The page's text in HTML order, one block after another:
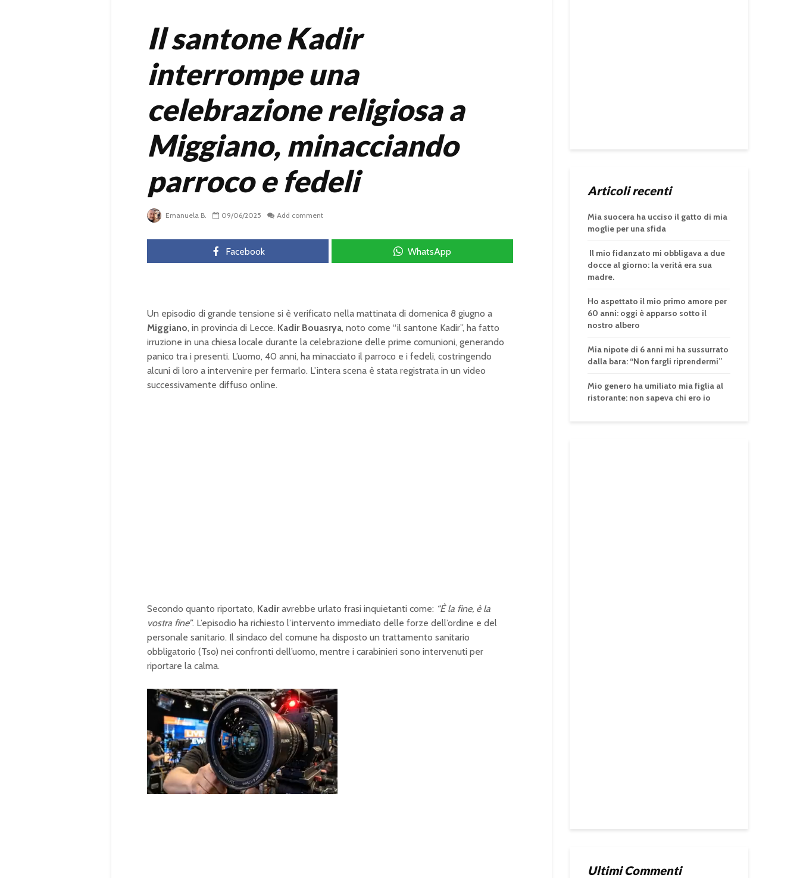
Il santone Kadir
interrompe una
celebrazione religiosa a
Miggiano, minacciando
parroco e fedeli
Emanuela B. 09/06/2025 Add comment
Facebook WhatsApp
Un episodio di grande tensione si è verificato nella mattinata di domenica 8 giugno a
Miggiano, in provincia di Lecce. Kadir Bouasrya, noto come “il santone Kadir”, ha fatto
irruzione in una chiesa locale durante la celebrazione delle prime comunioni, generando
panico tra i presenti. L’uomo, 40 anni, ha minacciato il parroco e i fedeli, costringendo
alcuni di loro a intervenire per fermarlo. L’intera scena è stata registrata in un video
successivamente diffuso online.
Secondo quanto riportato, Kadiravrebbe urlato frasi inquietanti come: “È la fine, è la
vostra fine”. L’episodio ha richiesto l’intervento immediato delle forze dell’ordine e del
personale sanitario. Il sindaco del comune ha disposto un trattamento sanitario
obbligatorio (Tso) nei confronti dell’uomo, mentre i carabinieri sono intervenuti per
riportare la calma.
n
m
L
o
Articoli recenti
Mia suocera ha ucciso il gatto di mia
moglie per una sfida
Il mio fidanzato mi obbligava a due
docce al giorno: la verità era sua
madre.
Ho aspettato il mio primo amore per
60 anni: oggi è apparso sotto il
nostro albero
Mia nipote di 6 anni mi ha sussurrato
dalla bara: “Non fargli riprendermi”
Mio genero ha umiliato mia figlia al
ristorante: non sapeva chi ero io
Ultimi Commenti